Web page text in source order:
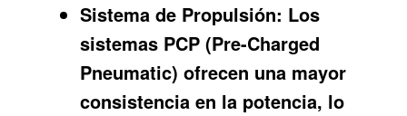
Sistema de Propulsión: Los
sistemas PCP (Pre-Charged
Pneumatic) ofrecen una mayor
consistencia en la potencia, lo